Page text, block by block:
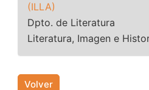
(ILLA)
Dpto. de Literatura
Literatura, Imagen e
Volver